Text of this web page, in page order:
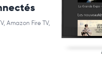
Amazon Fire TV,